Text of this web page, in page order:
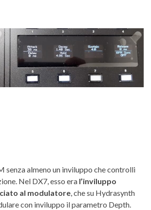
senza almeno un inviluppo che controlli
Nel DX7, esso era l’inviluppo
al modulatore, che su Hydrasynth
con inviluppo il parametro Depth.